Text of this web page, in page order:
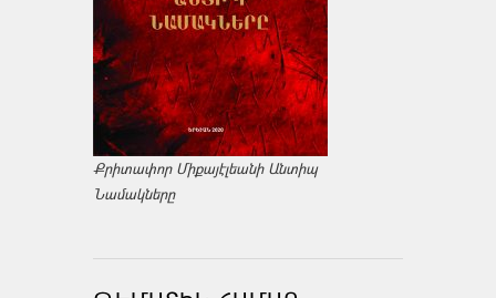
Քրիտափոր Միքայէլեանի Անտիպ
Նամակները